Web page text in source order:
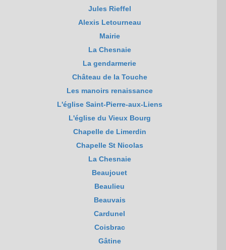
Jules Rieffel
Alexis Letourneau
Mairie
La Chesnaie
La gendarmerie
Château de la Touche
Les manoirs renaissance
L'église Saint-Pierre-aux-Liens
L'église du Vieux Bourg
Chapelle de Limerdin
Chapelle St Nicolas
La Chesnaie
Beaujouet
Beaulieu
Beauvais
Cardunel
Coisbrac
Gâtine